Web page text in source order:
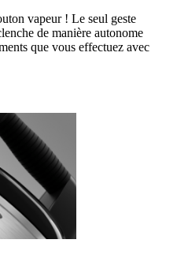
vapeur ! Le seul geste
de manière autonome
que vous effectuez avec